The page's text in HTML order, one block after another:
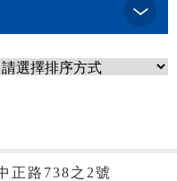
正路738之2號